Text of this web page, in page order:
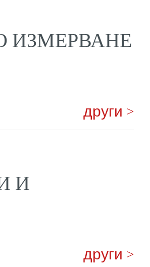
ИЗМЕРВАНЕ
други >
И
други >